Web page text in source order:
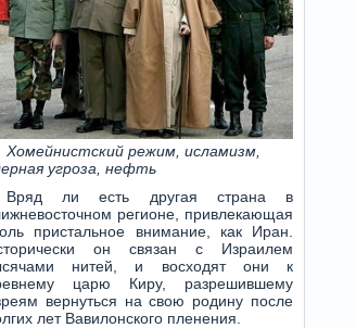
Хомейнистский режим, исламизм,
угроза, нефть
Вряд ли есть другая страна в
регионе, привлекающая
пристальное внимание, как Иран.
он связан с Израилем
нитей, и восходят они к
царю Киру, разрешившему
вернуться на свою родину после
лет Вавилонского пленения.